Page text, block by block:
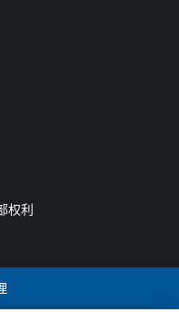
察厂内机台讯息，透过
权利